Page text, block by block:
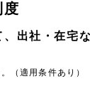
度
出社・在宅
（適用条件あり）